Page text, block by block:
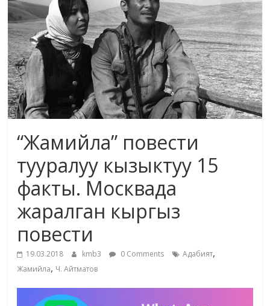
маданияты
жана
адабияты
“Жамийла” повести
тууралуу кызыктуу 15
факты. Москвада
жаралган кыргыз
повести
19.03.2018 kmb3 0 Comments Адабият,
Жамийла, Ч. Айтматов